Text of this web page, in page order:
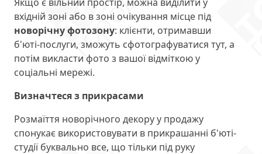
вхідній зоні або в зоні очікування місце під
новорічну фотозону: клієнти, отримавши
б'юті-послуги, зможуть сфотографуватися тут, а
потім викласти фото з вашої відміткою у
соціальні мережі.
Визначтеся з прикрасами
Розмаїття новорічного декору у продажу
спонукає використовувати в прикрашанні б'юті-
студії буквально все, що тільки під руку